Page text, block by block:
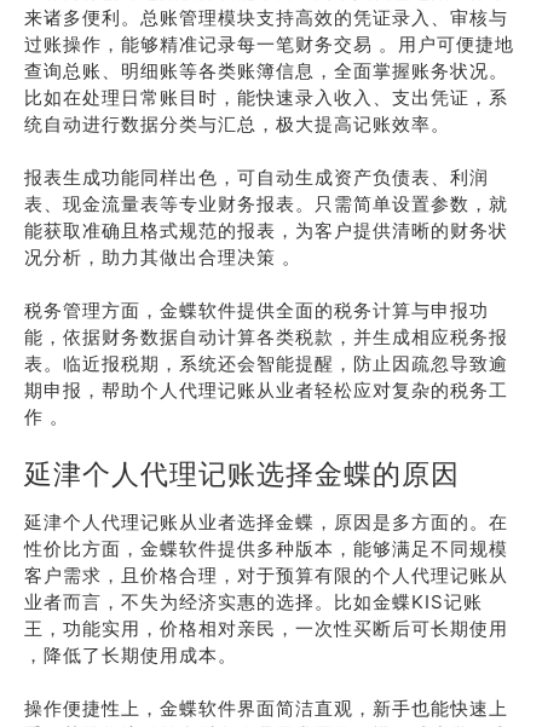
来诸多便利。总账管理模块支持高效的凭证录入、审核与
过账操作，能够精准记录每一笔财务交易 。用户可便捷地
查询总账、明细账等各类账簿信息，全面掌握账务状况。
比如在处理日常账目时，能快速录入收入、支出凭证，系
统自动进行数据分类与汇总，极大提高记账效率。
报表生成功能同样出色，可自动生成资产负债表、利润
表、现金流量表等专业财务报表。只需简单设置参数，就
能获取准确且格式规范的报表，为客户提供清晰的财务状
况分析，助力其做出合理决策 。
税务管理方面，金蝶软件提供全面的税务计算与申报功
能，依据财务数据自动计算各类税款，并生成相应税务报
表。临近报税期，系统还会智能提醒，防止因疏忽导致逾
期申报，帮助个人代理记账从业者轻松应对复杂的税务工
作 。
延津个人代理记账选择金蝶的原因
延津个人代理记账从业者选择金蝶，原因是多方面的。在
性价比方面，金蝶软件提供多种版本，能够满足不同规模
客户需求，且价格合理，对于预算有限的个人代理记账从
业者而言，不失为经济实惠的选择。比如金蝶KIS记账
王，功能实用，价格相对亲民，一次性买断后可长期使用
，降低了长期使用成本。
操作便捷性上，金蝶软件界面简洁直观，新手也能快速上